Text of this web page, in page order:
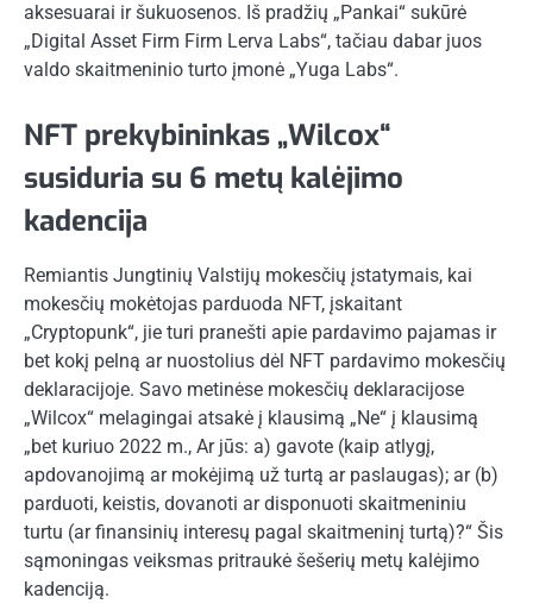
aksesuarai ir šukuosenos. Iš pradžių „Pankai“ sukūrė
„Digital Asset Firm Firm Lerva Labs“, tačiau dabar juos
valdo skaitmeninio turto įmonė „Yuga Labs“.
NFT prekybininkas „Wilcox“
susiduria su 6 metų kalėjimo
kadencija
Remiantis Jungtinių Valstijų mokesčių įstatymais, kai
mokesčių mokėtojas parduoda NFT, įskaitant
„Cryptopunk“, jie turi pranešti apie pardavimo pajamas ir
bet kokį pelną ar nuostolius dėl NFT pardavimo mokesčių
deklaracijoje. Savo metinėse mokesčių deklaracijose
„Wilcox“ melagingai atsakė į klausimą „Ne“ į klausimą
„bet kuriuo 2022 m., Ar jūs: a) gavote (kaip atlygį,
apdovanojimą ar mokėjimą už turtą ar paslaugas); ar (b)
parduoti, keistis, dovanoti ar disponuoti skaitmeniniu
turtu (ar finansinių interesų pagal skaitmeninį turtą)?“ Šis
sąmoningas veiksmas pritraukė šešerių metų kalėjimo
kadenciją.